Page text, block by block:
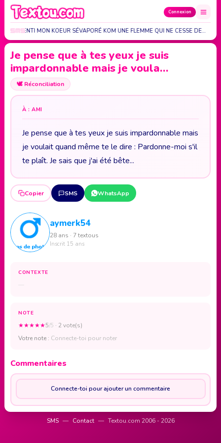
Connexion
J'AI SENTI MON KOEUR SÉVAPORÉ KOM UNE FLEMME QUI NE CESSE DE…
Je pense que à tes yeux je suis
impardonnable mais je voula…
🕊️ Réconciliation
À : AMI
Je pense que à tes yeux je suis impardonnable mais
je voulait quand même te le dire : Pardonne-moi s'il
te plaît. Je sais que j'ai été bête...
Copier SMS WhatsApp
aymerk54
28 ans · 7 textous
Inscrit 15 ans
CONTEXTE
—
NOTE
★★★★★5/5 · 2 vote(s)
Votre note : Connecte-toi pour noter
Commentaires
Connecte-toi pour ajouter un commentaire
SMS — Contact — Textou.com 2006 - 2026